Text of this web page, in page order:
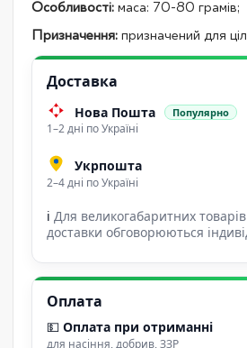
Особливості: маса: 70-80 грамів;
Призначення: призначений для
Доставка
Нова Пошта Популярно
1–2 дні по Україні
Укрпошта
2–4 дні по Україні
ℹ Для великогабаритних
доставки обговорюються
Оплата
💵 Оплата при отриманні
для насіння, добрив, ЗЗР